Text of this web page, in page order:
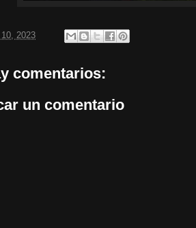
2023
comentarios:
un comentario